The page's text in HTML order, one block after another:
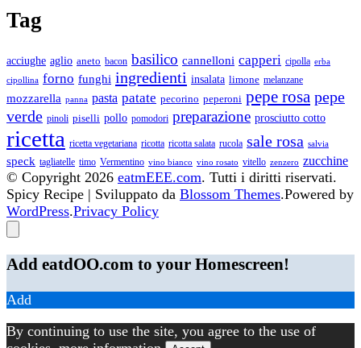
Tag
acciughe aglio aneto bacon basilico cannelloni capperi cipolla erba
cipollina forno funghi ingredienti insalata limone melanzane
mozzarella panna pasta patate pecorino peperoni pepe rosa pepe
verde pinoli piselli pollo pomodori preparazione prosciutto cotto
ricetta ricetta vegetariana ricotta ricotta salata rucola sale rosa salvia
speck tagliatelle timo Vermentino vino bianco vino rosato vitello zenzero zucchine
© Copyright 2026 eatmEEE.com. Tutti i diritti riservati.
Spicy Recipe | Sviluppato da Blossom Themes.Powered by
WordPress.Privacy Policy
Add eatdOO.com to your Homescreen!
Add
By continuing to use the site, you agree to the use of